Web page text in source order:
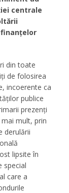
centrale
din toate
de folosirea
incoerente ca
publice
prezenţi
mult, prin
derulării
lipsite în
special
care a